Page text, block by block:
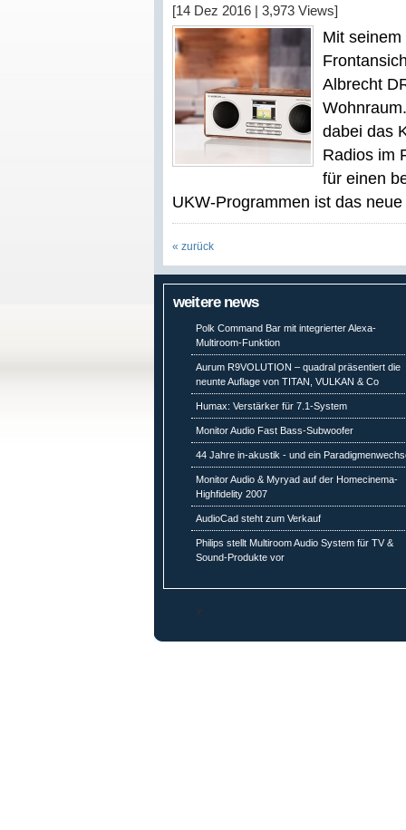
[14 Dez 2016 3,973 Views]
Mit
Albrecht
dabei das
Radios im
für einen
UKW-Programmen ist das neue
« zurück
weitere news
Polk Command Bar mit integrierter Alexa-
Multiroom-Funktion
Aurum R9VOLUTION – quadral präsentiert die
neunte Auflage von TITAN, VULKAN & Co
Humax: Verstärker für 7.1-System
Monitor Audio Fast Bass-Subwoofer
44 Jahre in-akustik - und ein
Monitor Audio & Myryad auf der Homecinema-
Highfidelity 2007
AudioCad steht zum Verkauf
Philips stellt Multiroom Audio System für TV &
Sound-Produkte vor